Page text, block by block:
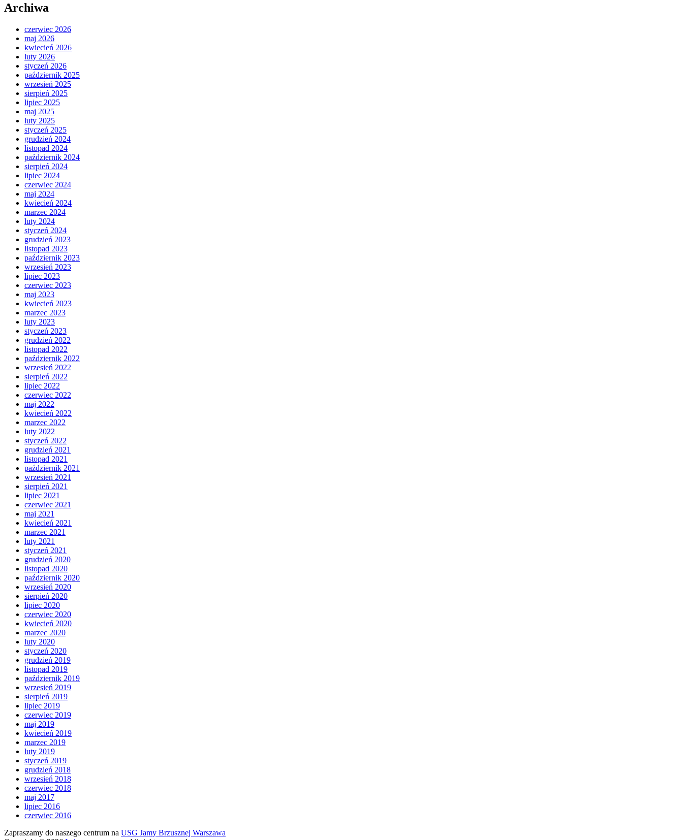
Archiwa
czerwiec 2026
maj 2026
kwiecień 2026
luty 2026
styczeń 2026
październik 2025
wrzesień 2025
sierpień 2025
lipiec 2025
maj 2025
luty 2025
styczeń 2025
grudzień 2024
listopad 2024
październik 2024
sierpień 2024
lipiec 2024
czerwiec 2024
maj 2024
kwiecień 2024
marzec 2024
luty 2024
styczeń 2024
grudzień 2023
listopad 2023
październik 2023
wrzesień 2023
lipiec 2023
czerwiec 2023
maj 2023
kwiecień 2023
marzec 2023
luty 2023
styczeń 2023
grudzień 2022
listopad 2022
październik 2022
wrzesień 2022
sierpień 2022
lipiec 2022
czerwiec 2022
maj 2022
kwiecień 2022
marzec 2022
luty 2022
styczeń 2022
grudzień 2021
listopad 2021
październik 2021
wrzesień 2021
sierpień 2021
lipiec 2021
czerwiec 2021
maj 2021
kwiecień 2021
marzec 2021
luty 2021
styczeń 2021
grudzień 2020
listopad 2020
październik 2020
wrzesień 2020
sierpień 2020
lipiec 2020
czerwiec 2020
kwiecień 2020
marzec 2020
luty 2020
styczeń 2020
grudzień 2019
listopad 2019
październik 2019
wrzesień 2019
sierpień 2019
lipiec 2019
czerwiec 2019
maj 2019
kwiecień 2019
marzec 2019
luty 2019
styczeń 2019
grudzień 2018
wrzesień 2018
czerwiec 2018
maj 2017
lipiec 2016
czerwiec 2016
Zapraszamy do naszego centrum na USG Jamy Brzusznej Warszawa